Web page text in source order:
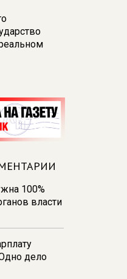
для
за
повлекла
дела в
более 1 млн
100%
власти
дело